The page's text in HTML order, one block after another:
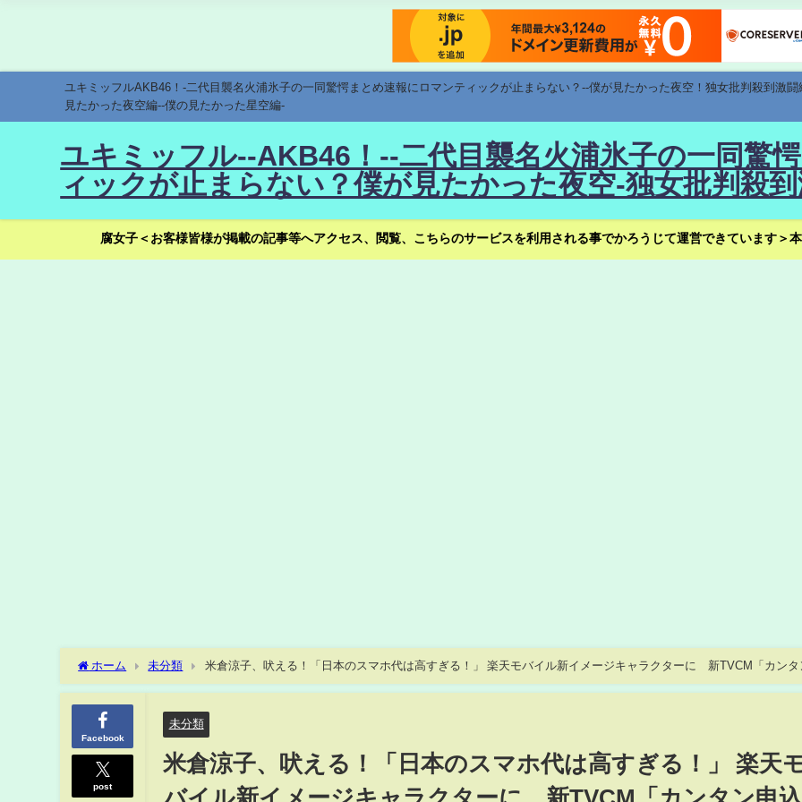
ユキミッフルAKB46！-二代目襲名火浦氷子の一同驚愕まとめ速報にロマンティックが止まらない？--僕が見たかった夜空！独女批判殺到激
見たかった夜空編--僕の見たかった星空編-
ユキミッフル--AKB46！--二代目襲名火浦氷子の一同驚
ィックが止まらない？僕が見たかった夜空-独女批判殺
腐女子＜お客様皆様が掲載の記事等へアクセス、閲覧、こちらのサービスを利用される事でかろうじて運営できています＞
ホーム 未分類
米倉涼子、吠える！「日本のスマホ代は高すぎる！」 楽天モバイル新イメージキャラクターに 新TVCM「カンタ
込篇」「余計な条件なし篇」
Facebook
post
未分類
米倉涼子、吠える！「日本のスマホ代は高すぎる！」 楽天